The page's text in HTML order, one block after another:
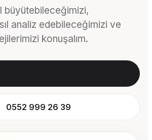
büyütebileceğimizi,
analiz edebileceğimizi ve
konuşalım.
0552 999 26 39